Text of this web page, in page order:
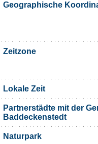
Geographische
Zeitzone
Lokale Zeit
Partnerstädte mit der
Baddeckenstedt
Naturpark